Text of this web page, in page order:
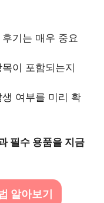
기는 매우 중요
이 포함되는지
여부를 미리 확
필수 용품을 지금
알아보기